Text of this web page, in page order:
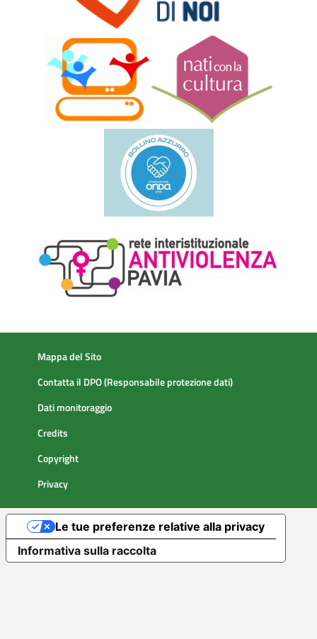
Mappa del Sito
Contatta il DPO (Responsabile protezione dati)
Dati monitoraggio
Credits
Copyright
Privacy
Informativa sulla raccolta
Le tue preferenze relative alla privacy